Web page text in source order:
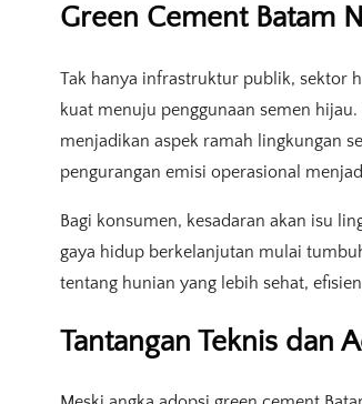
Green Cement Batam
Tak hanya infrastruktur publik, sektor
kuat menuju penggunaan semen
menjadikan aspek ramah lingkungan
pengurangan emisi operasional
Bagi konsumen, kesadaran akan isu
gaya hidup berkelanjutan mulai
tentang hunian yang lebih sehat,
Tantangan Teknis dan